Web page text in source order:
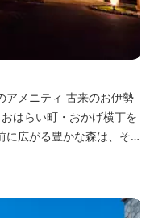
古来のお伊勢
はらい町・おかげ横丁を
に広がる豊かな森は、そ
勢さんとつながってい
は2つの大浴場と趣の異